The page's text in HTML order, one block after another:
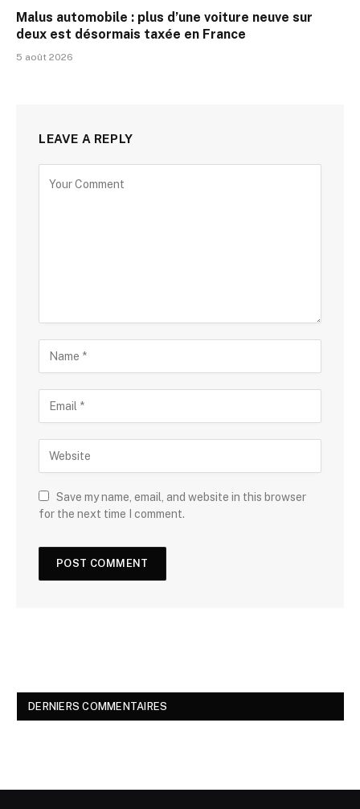
Malus automobile : plus d’une voiture neuve sur
deux est désormais taxée en France
5 août 2026
LEAVE A REPLY
Save my name, email, and website in this browser
for the next time I comment.
DERNIERS COMMENTAIRES